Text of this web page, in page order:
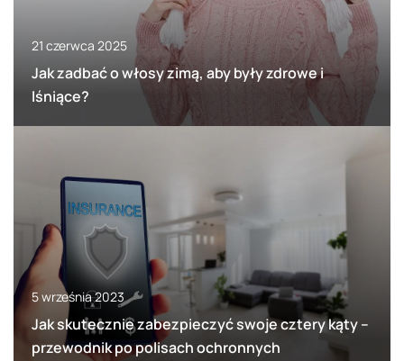
21 czerwca 2025
Jak zadbać o włosy zimą, aby były zdrowe i
lśniące?
5 września 2023
Jak skutecznie zabezpieczyć swoje cztery kąty –
przewodnik po polisach ochronnych